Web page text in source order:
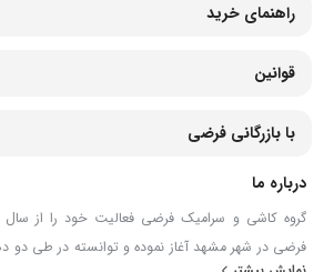
راهنمای خرید
قوانین
با بازرگانی فرضی
درباره ما
فرضی در شهر مشهد آغاز نموده و توانسته در طی دو